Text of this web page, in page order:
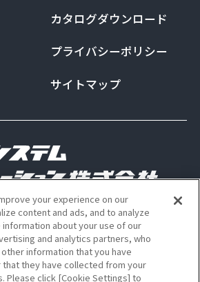
カタログダウンロード
プライバシーポリシー
サイトマップ
Integration Co., Ltd. All
your experience on our
content and ads, and to analyze
information about your use of our
and analytics partners, who
information that you have
they have collected from your
Please click [Cookie Settings] to